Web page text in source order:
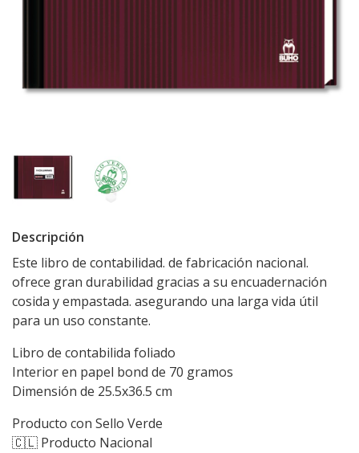
Descripción
Este libro de contabilidad. de fabricación nacional.
ofrece gran durabilidad gracias a su encuadernación
cosida y empastada. asegurando una larga vida útil
para un uso constante.
Libro de contabilida foliado
Interior en papel bond de 70 gramos
Dimensión de 25.5x36.5 cm
Producto con Sello Verde
🇨🇱 Producto Nacional